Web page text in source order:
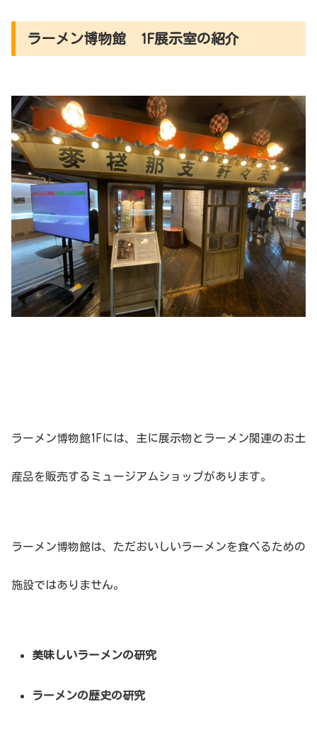
ラーメン博物館 1F展示室の紹介
ラーメン博物館1Fには、主に展示物とラーメン関連のお土
産品を販売するミュージアムショップがあります。
ラーメン博物館は、ただおいしいラーメンを食べるための
施設ではありません。
美味しいラーメンの研究
ラーメンの歴史の研究